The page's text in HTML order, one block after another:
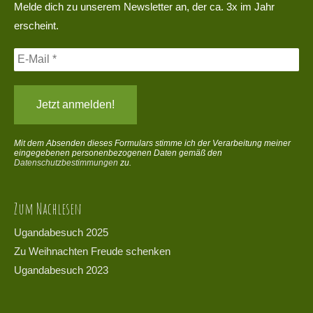
Melde dich zu unserem Newsletter an, der ca. 3x im Jahr
erscheint.
Mit dem Absenden dieses Formulars stimme ich der Verarbeitung meiner
eingegebenen personenbezogenen Daten gemäß den
Datenschutzbestimmungen zu.
Zum Nachlesen
Ugandabesuch 2025
Zu Weihnachten Freude schenken
Ugandabesuch 2023